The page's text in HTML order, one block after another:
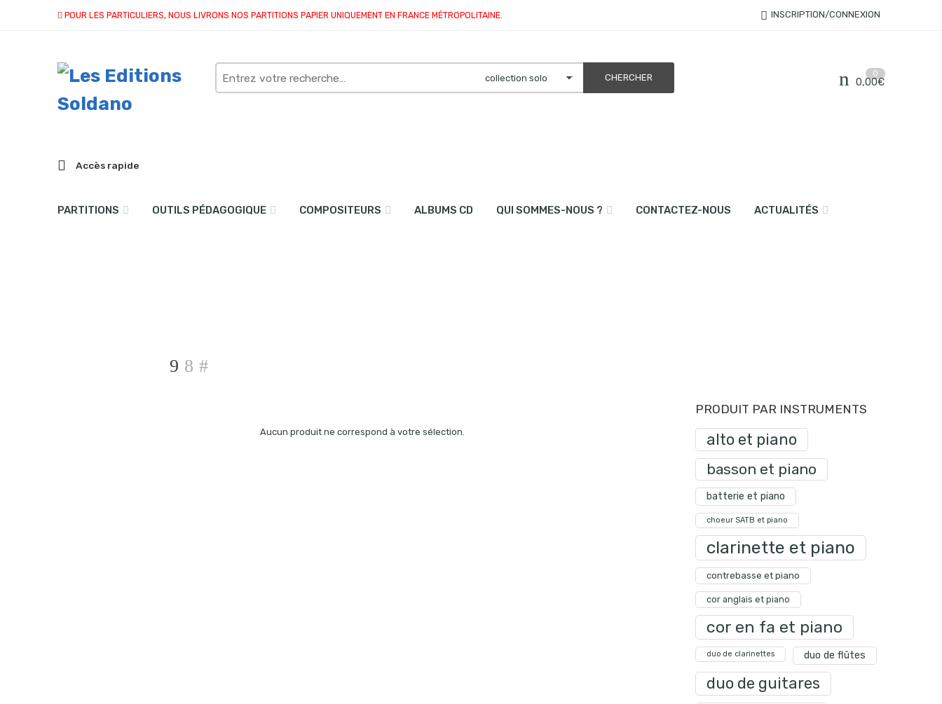
POUR LES PARTICULIERS, NOUS LIVRONS NOS PARTITIONS PAPIER UNIQUEMENT EN FRANCE MÉTROPOLITAINE. INSCRIPTION/CONNEXION
Search
here
0
0,00€
Accès rapide
PARTITIONS OUTILS PÉDAGOGIQUE COMPOSITEURS ALBUMS CD QUI SOMMES-NOUS ? CONTACTEZ-NOUS ACTUALITÉS
Aucun produit ne correspond à votre sélection.
PRODUIT PAR INSTRUMENTS
alto et piano
basson et piano
batterie et piano
choeur SATB et piano
clarinette et piano
contrebasse et piano
cor anglais et piano
cor en fa et piano
duo de clarinettes duo de flûtes
duo de guitares